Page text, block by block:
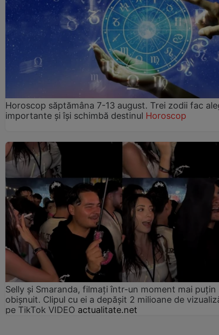
Horoscop săptămâna 7-13 august. Trei zodii fac
importante și își schimbă destinul Horoscop
Selly și Smaranda, filmați într-un moment mai puțin
obișnuit. Clipul cu ei a depășit 2 milioane de
pe TikTok VIDEO actualitate.net